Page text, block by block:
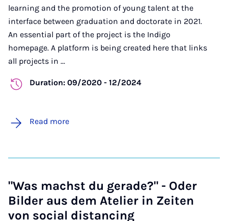
learning and the promotion of young talent at the
interface between graduation and doctorate in 2021.
An essential part of the project is the Indigo
homepage. A platform is being created here that links
all projects in ...
Duration: 09/2020 - 12/2024
Read more
"Was machst du gerade?" - Oder
Bilder aus dem Atelier in Zeiten
von social distancing